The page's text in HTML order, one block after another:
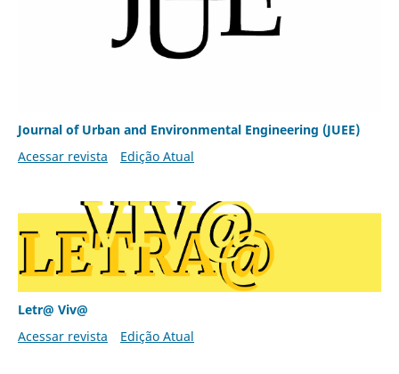
Journal of Urban and Environmental Engineering (JUEE)
Acessar revista
Edição Atual
Letr@ Viv@
Acessar revista
Edição Atual